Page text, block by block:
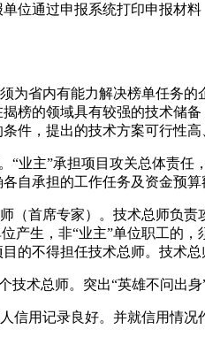
位通过申报系统打印申报材
为省内有能力解决榜单任务
榜的领域具有较强的技术储
件，提出的技术方案可行性高
“业主”承担项目攻关总体责
自承担的工作任务及资金预
（首席专家）。技术总师负
产生，非“业主”单位职工的
的不得担任技术总师。技术
技术总师。突出“英雄不问出
信用记录良好。并就信用情